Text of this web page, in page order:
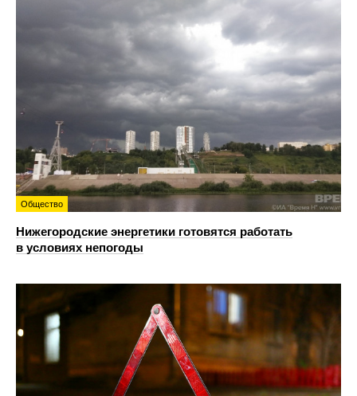
Общество
Нижегородские энергетики готовятся работать
в условиях непогоды